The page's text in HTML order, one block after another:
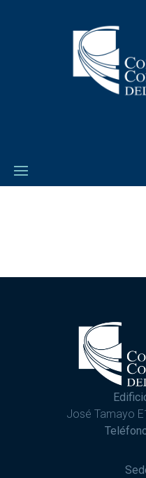
José Tamayo